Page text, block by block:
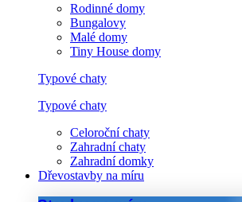
Rodinné domy
Bungalovy
Malé domy
Tiny House domy
Typové chaty
Typové chaty
Celoroční chaty
Zahradní chaty
Zahradní domky
Dřevostavby na míru